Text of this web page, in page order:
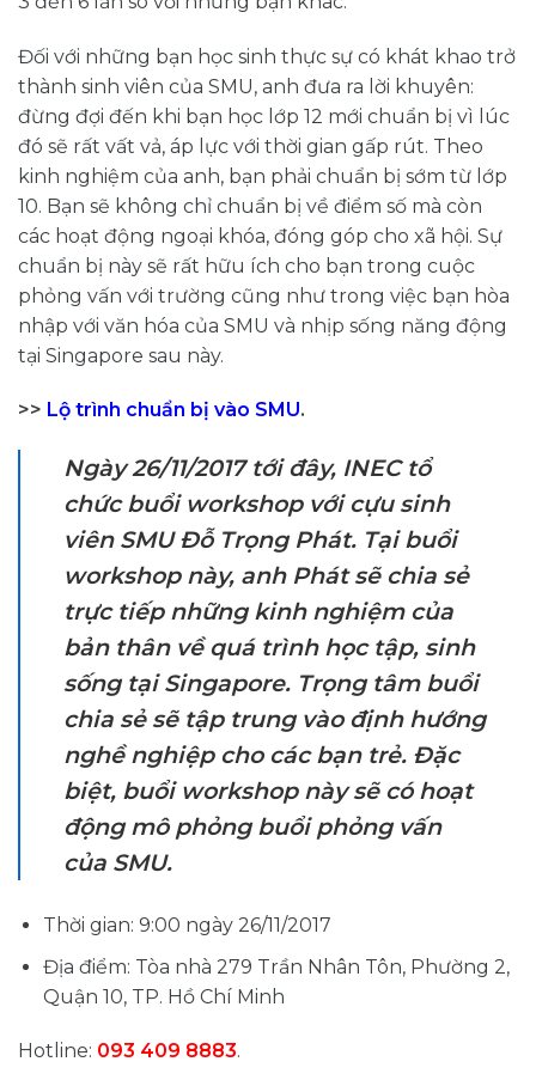
Đối với những bạn học sinh thực sự có khát khao trở
thành sinh viên của SMU, anh đưa ra lời khuyên:
đừng đợi đến khi bạn học lớp 12 mới chuẩn bị vì lúc
đó sẽ rất vất vả, áp lực với thời gian gấp rút. Theo
kinh nghiệm của anh, bạn phải chuẩn bị sớm từ lớp
10. Bạn sẽ không chỉ chuẩn bị về điểm số mà còn
các hoạt động ngoại khóa, đóng góp cho xã hội. Sự
chuẩn bị này sẽ rất hữu ích cho bạn trong cuộc
phỏng vấn với trường cũng như trong việc bạn hòa
nhập với văn hóa của SMU và nhịp sống năng động
tại Singapore sau này.
>> Lộ trình chuẩn bị vào SMU.
Ngày 26/11/2017 tới đây, INEC tổ
chức buổi workshop với cựu sinh
viên SMU Đỗ Trọng Phát. Tại buổi
workshop này, anh Phát sẽ chia sẻ
trực tiếp những kinh nghiệm của
bản thân về quá trình học tập, sinh
sống tại Singapore. Trọng tâm buổi
chia sẻ sẽ tập trung vào định hướng
nghề nghiệp cho các bạn trẻ. Đặc
biệt, buổi workshop này sẽ có hoạt
động mô phỏng buổi phỏng vấn
của SMU.
Thời gian: 9:00 ngày 26/11/2017
Địa điểm: Tòa nhà 279 Trần Nhân Tôn, Phường 2,
Quận 10, TP. Hồ Chí Minh
Hotline: 093 409 8883.